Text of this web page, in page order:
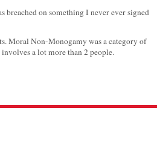
breached on something I never ever signed
Moral Non-Monogamy was a category of
a lot more than 2 people.